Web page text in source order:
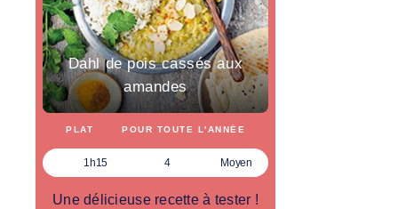
Dahl de pois cassés aux
amandes
PLAT POUR TOUTE L'ANNÉE
1h15 4 Moyen
Une délicieuse recette à tester !